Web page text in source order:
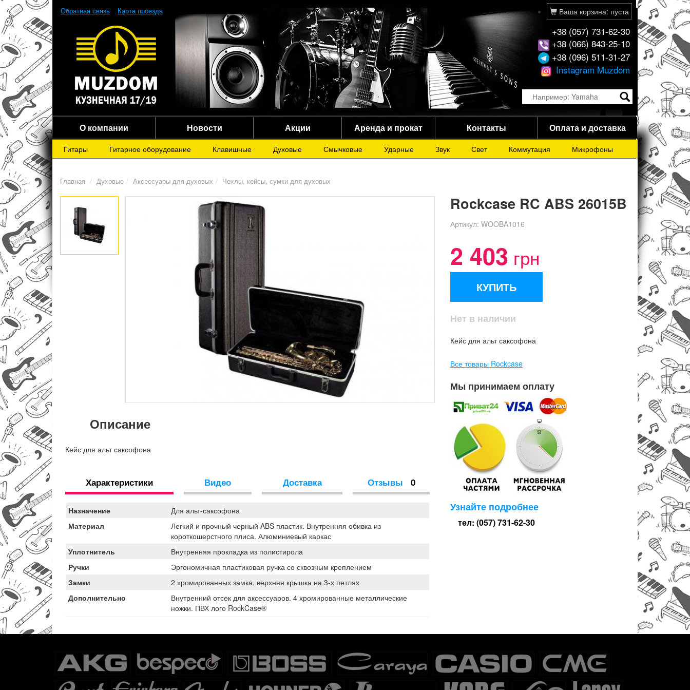
Обратная связь Карта проезда Ваша корзина: пуста
+38 (057) 731-62-30
+38 (066) 843-25-10
+38 (096) 511-31-27
Instagram Muzdom
О компании Новости Акции Аренда и прокат Контакты Оплата и доставка
Гитары Гитарное оборудование Клавишные Духовые Смычковые Ударные Звук Свет Коммутация Микрофоны
Главная Духовые Аксессуары для духовых Чехлы, кейсы, сумки для духовых
Описание
Кейс для альт саксофона
Характеристики Видео Доставка Отзывы 0
Назначение
Для альт-саксофона
Материал
Легкий и прочный черный ABS пластик. Внутренняя обивка из
короткошерстного плиса. Алюминиевый каркас
Уплотнитель
Внутренняя прокладка из полистирола
Ручки
Эргономичная пластиковая ручка со сквозным креплением
Замки
2 хромированных замка, верхняя крышка на 3-х петлях
Дополнительно
Внутренний отсек для аксессуаров. 4 хромированные металлические
ножки. ПВХ лого RockCase®
Rockcase RC ABS 26015B
Артикул: WOOBA1016
2 403 грн
КУПИТЬ
Нет в наличии
Кейс для альт саксофона
Все товары Rockcase
Мы принимаем оплату
Узнайте подробнее
тел: (057) 731-62-30